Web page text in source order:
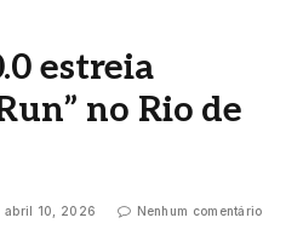
estreia
no Rio de
abril 10, 2026 Nenhum comentário